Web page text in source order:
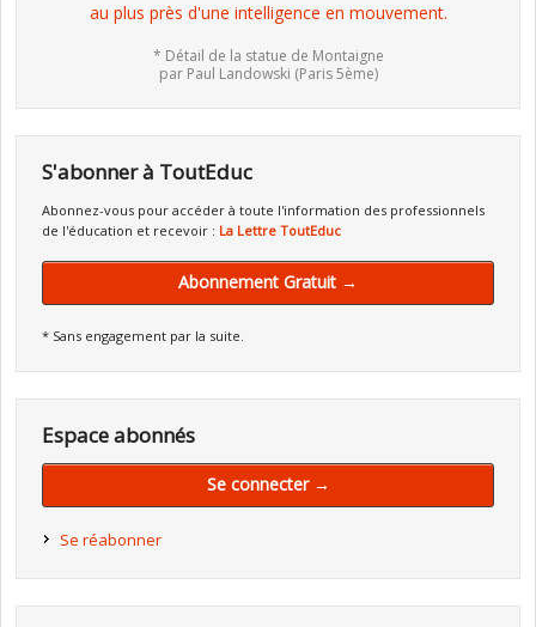
au plus près d'une intelligence en mouvement.
* Détail de la statue de Montaigne
par Paul Landowski (Paris 5ème)
S'abonner à ToutEduc
Abonnez-vous pour accéder à toute l'information des professionnels
de l'éducation et recevoir : La Lettre ToutEduc
Abonnement Gratuit →
* Sans engagement par la suite.
Espace abonnés
Se connecter →
Se réabonner